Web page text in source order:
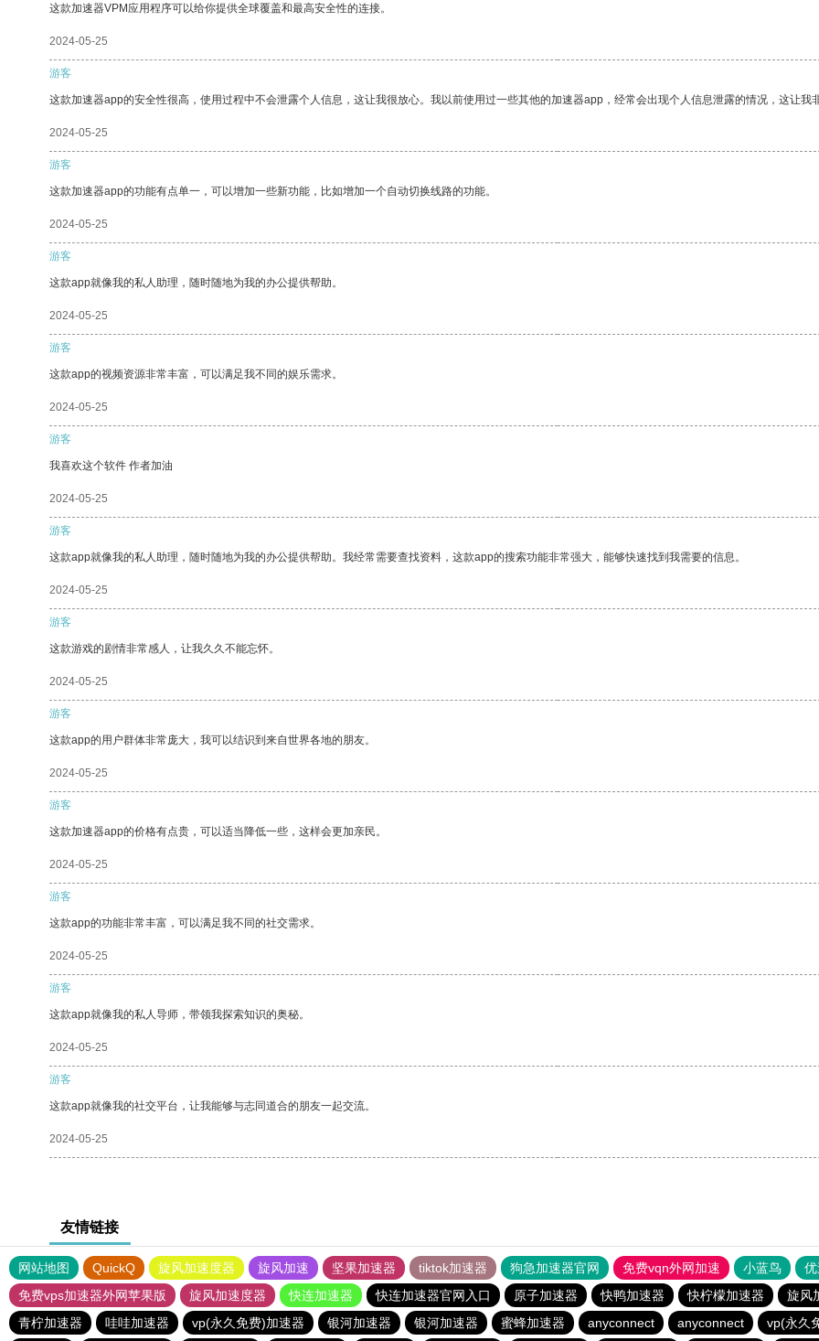
这款加速器VPM应用程序可以给你提供全球覆盖和最高安全性的连接。
2024-05-25
游客
这款加速器app的安全性很高，使用过程中不会泄露个人信息，这让我很放心。我以前使用过一些其他的加速器app，经常会出现个人信息泄露的情况，这让我
2024-05-25
游客
这款加速器app的功能有点单一，可以增加一些新功能，比如增加一个自动切换线路的功能。
2024-05-25
游客
这款app就像我的私人助理，随时随地为我的办公提供帮助。
2024-05-25
游客
这款app的视频资源非常丰富，可以满足我不同的娱乐需求。
2024-05-25
游客
我喜欢这个软件 作者加油
2024-05-25
游客
这款app就像我的私人助理，随时随地为我的办公提供帮助。我经常需要查找资料，这款app的搜索功能非常强大，能够快速找到我需要的信息。
2024-05-25
游客
这款游戏的剧情非常感人，让我久久不能忘怀。
2024-05-25
游客
这款app的用户群体非常庞大，我可以结识到来自世界各地的朋友。
2024-05-25
游客
这款加速器app的价格有点贵，可以适当降低一些，这样会更加亲民。
2024-05-25
游客
这款app的功能非常丰富，可以满足我不同的社交需求。
2024-05-25
游客
这款app就像我的私人导师，带领我探索知识的奥秘。
2024-05-25
游客
这款app就像我的社交平台，让我能够与志同道合的朋友一起交流。
2024-05-25
友情链接
网站地图 QuickQ 旋风加速度器 旋风加速 坚果加速器 tiktok加速器 狗急加速器官网 免费vqn外网加速 小蓝鸟
免费vps加速器外网苹果版
旋风加速度器 快连加速器 快连加速器官网入口 原子加速器 快鸭加速器 快柠檬加速器 旋风
青柠加速器
哇哇加速器 vp(永久免费)加速器 银河加速器 银河加速器 蜜蜂加速器 anyconnect anyconnect vp(永久